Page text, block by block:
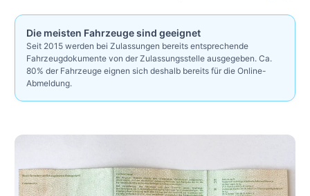
Die meisten Fahrzeuge sind geeignet
Seit 2015 werden bei Zulassungen bereits entsprechende
Fahrzeugdokumente von der Zulassungsstelle ausgegeben. Ca.
80% der Fahrzeuge eignen sich deshalb bereits für die Online-
Abmeldung.